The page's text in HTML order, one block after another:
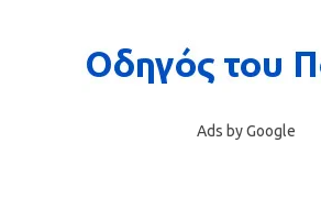
Ads by Google